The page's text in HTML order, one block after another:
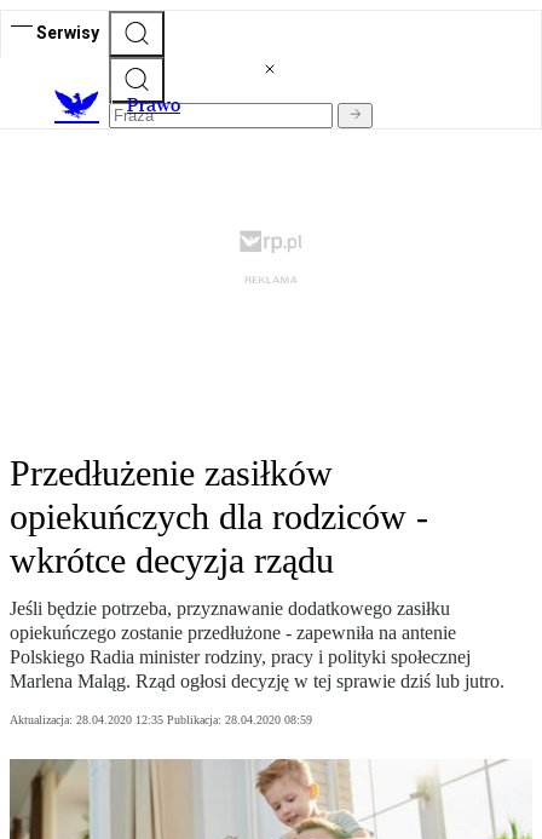
Serwisy
Prawo
Przedłużenie zasiłków
opiekuńczych dla rodziców -
wkrótce decyzja rządu
Jeśli będzie potrzeba, przyznawanie dodatkowego zasiłku
opiekuńczego zostanie przedłużone - zapewniła na antenie
Polskiego Radia minister rodziny, pracy i polityki społecznej
Marlena Maląg. Rząd ogłosi decyzję w tej sprawie dziś lub jutro.
Aktualizacja: 28.04.2020 12:35 Publikacja: 28.04.2020 08:59